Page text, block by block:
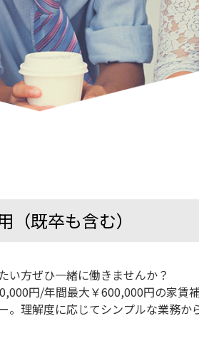
（既卒も含む）
い方ぜひ一緒に働きませんか？
円/年間最大￥600,000円の家賃
理解度に応じてシンプルな業務か